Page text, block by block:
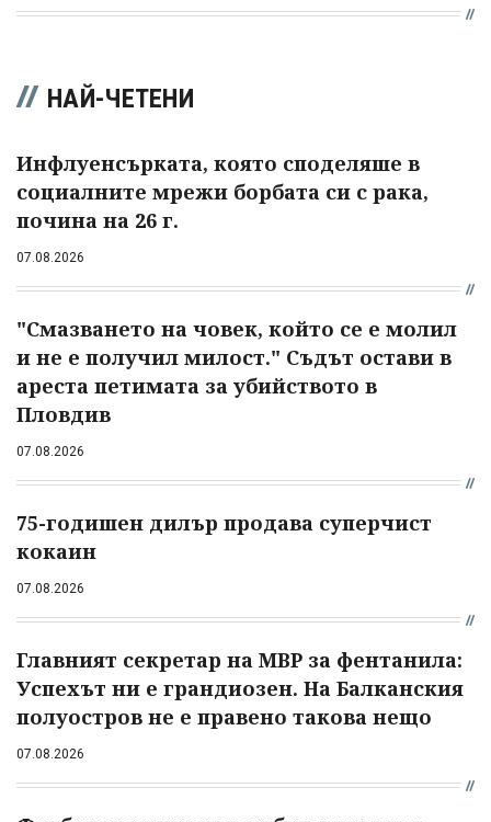
НАЙ-ЧЕТЕНИ
Инфлуенсърката, която споделяше в
социалните мрежи борбата си с рака,
почина на 26 г.
07.08.2026
"Смазването на човек, който се е молил
и не е получил милост." Съдът остави в
ареста петимата за убийството в
Пловдив
07.08.2026
75-годишен дилър продава суперчист
кокаин
07.08.2026
Главният секретар на МВР за фентанила:
Успехът ни е грандиозен. На Балканския
полуостров не е правено такова нещо
07.08.2026